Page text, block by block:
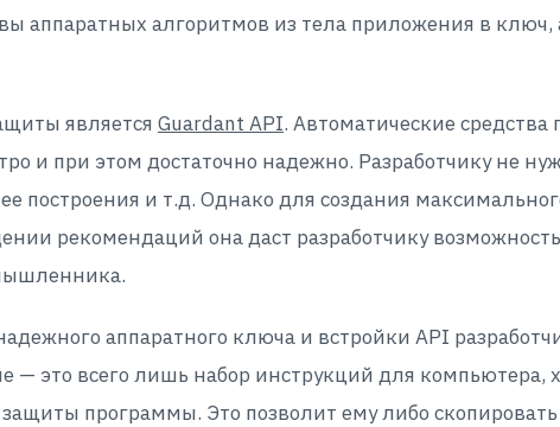
аппаратных алгоритмов из тела приложения в
является Guardant API. Автоматические средства
и при этом достаточно надежно. Разработчику не
ее построения и т.д. Однако для создания
рекомендаций она даст разработчику
аппаратного ключа и встройки API
— это всего лишь набор инструкций для
программы. Это позволит ему либо